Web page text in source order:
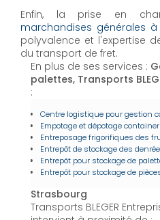
Enfin, la prise en
marchandises générales
polyvalence et l'expertise
du transport de fret.
En plus de ses services :
palettes, Transports
:
Centre logistique pour gestion
Empotage et dépotage container
Entreposage frigorifiques des
Entrepôt de stockage des
Entrepôt pour stockage de
Entrepôt pour stockage de
Strasbourg
Transports BLEGER